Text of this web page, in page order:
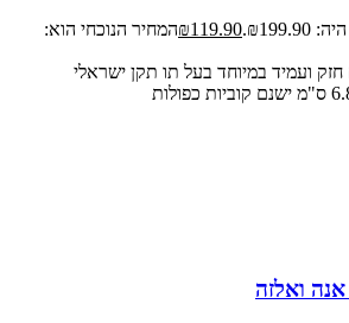
₪119.90
המחיר הנוכחי הוא:
ענק 40 חלקים חזק ועמיד במיוחד בעל תו תקן ישראלי
ואלזה